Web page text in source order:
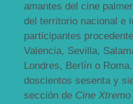
amantes del cine
del territorio nacional e
participantes
Valencia, Sevilla,
Londres, Berlín o
doscientos sesenta y
sección de Cine Xtremo